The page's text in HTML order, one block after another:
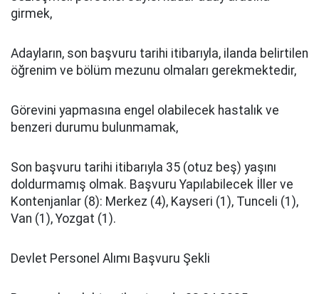
girmek,
Adayların, son başvuru tarihi itibarıyla, ilanda belirtilen
öğrenim ve bölüm mezunu olmaları gerekmektedir,
Görevini yapmasına engel olabilecek hastalık ve
benzeri durumu bulunmamak,
Son başvuru tarihi itibarıyla 35 (otuz beş) yaşını
doldurmamış olmak. Başvuru Yapılabilecek İller ve
Kontenjanlar (8): Merkez (4), Kayseri (1), Tunceli (1),
Van (1), Yozgat (1).
Devlet Personel Alımı Başvuru Şekli